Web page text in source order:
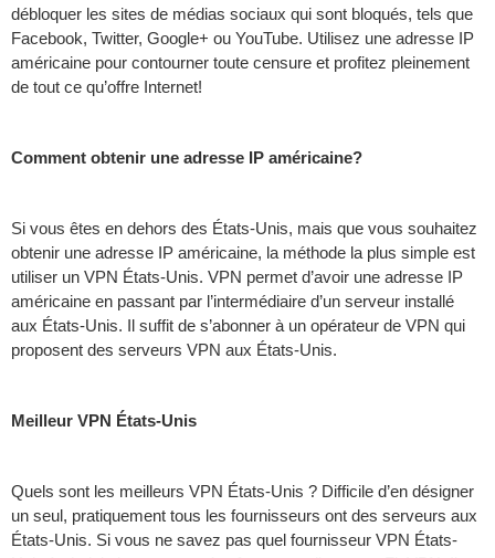
débloquer les sites de médias sociaux qui sont bloqués, tels que
Facebook, Twitter, Google+ ou YouTube. Utilisez une adresse IP
américaine pour contourner toute censure et profitez pleinement
de tout ce qu’offre Internet!
Comment obtenir une adresse IP américaine?
Si vous êtes en dehors des États-Unis, mais que vous souhaitez
obtenir une adresse IP américaine, la méthode la plus simple est
utiliser un VPN États-Unis. VPN permet d’avoir une adresse IP
américaine en passant par l’intermédiaire d’un serveur installé
aux États-Unis. Il suffit de s’abonner à un opérateur de VPN qui
proposent des serveurs VPN aux États-Unis.
Meilleur VPN États-Unis
Quels sont les meilleurs VPN États-Unis ? Difficile d’en désigner
un seul, pratiquement tous les fournisseurs ont des serveurs aux
États-Unis. Si vous ne savez pas quel fournisseur VPN États-